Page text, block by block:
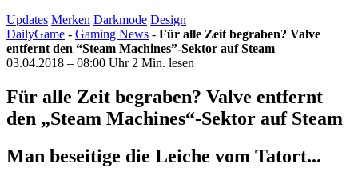
Updates Merken Darkmode Design
DailyGame - Gaming News - Für alle Zeit begraben? Valve
entfernt den “Steam Machines”-Sektor auf Steam
03.04.2018 – 08:00 Uhr 2 Min. lesen
Für alle Zeit begraben? Valve entfernt
den „Steam Machines“-Sektor auf Steam
Man beseitige die Leiche vom Tatort...